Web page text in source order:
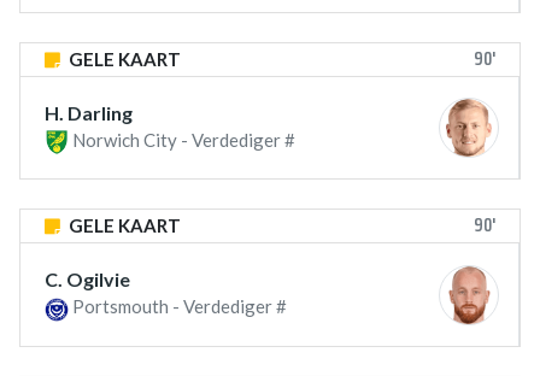
GELE KAART 90'
H. Darling
Norwich City - Verdediger #
GELE KAART 90'
C. Ogilvie
Portsmouth - Verdediger #